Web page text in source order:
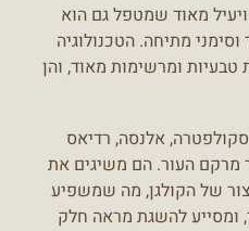
מאוד שמטפל גם הוא
מתיחה. הטכנולוגיה
טבעיות ומרשימות מאוד, והן
אלנסה, רדיאס
מרקם העור. הם משיגים את
של הקולגן, מה שמשפיע
ומסייע להשגת מראה חלק